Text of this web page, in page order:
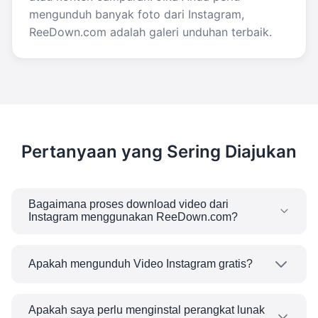
mengunduh banyak foto dari Instagram,
ReeDown.com adalah galeri unduhan terbaik.
Pertanyaan yang Sering Diajukan
Bagaimana proses download video dari
Instagram menggunakan ReeDown.com?
video Instagram, memasukkannya ke dalam
ke perangkat Anda dalam hitungan detik dan
Apakah mengunduh Video Instagram gratis?
Anda tidak akan pernah menemukan biaya
Apakah saya perlu menginstal perangkat lunak